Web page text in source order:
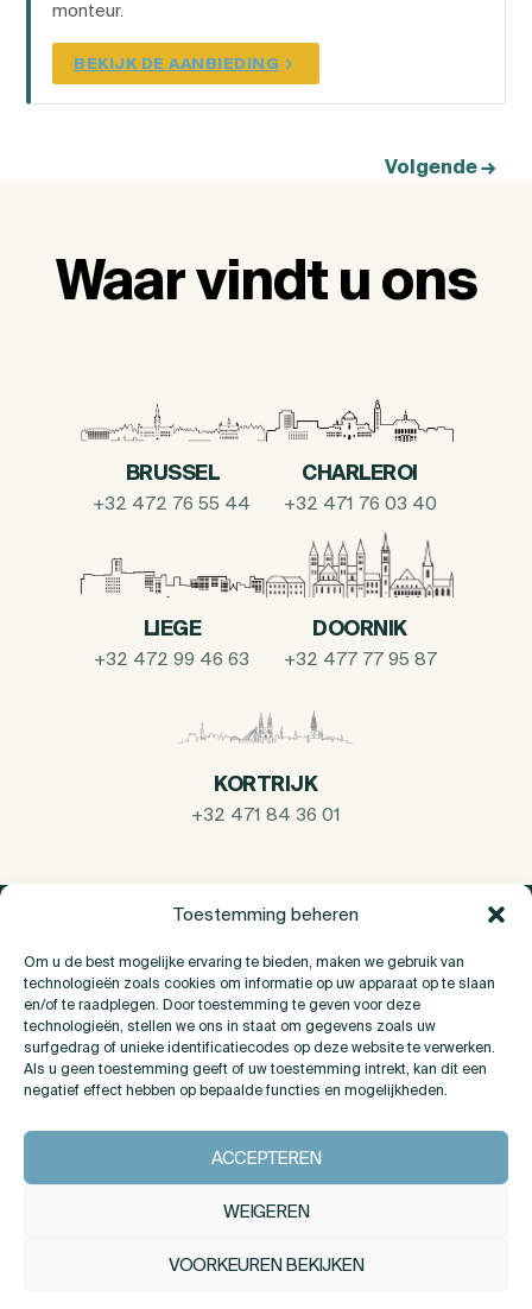
Toestemming beheren
Om u de best mogelijke ervaring te bieden, maken we gebruik van
technologieën zoals cookies om informatie op uw apparaat op te slaan
en/of te raadplegen. Door toestemming te geven voor deze
technologieën, stellen we ons in staat om gegevens zoals uw
surfgedrag of unieke identificatiecodes op deze website te verwerken.
Als u geen toestemming geeft of uw toestemming intrekt, kan dit een
negatief effect hebben op bepaalde functies en mogelijkheden.
ACCEPTEREN
WEIGEREN
VOORKEUREN BEKIJKEN
monteur.
BEKIJK DE AANBIEDING
Volgende→
Waar vindt u ons
BRUSSEL
+32 472 76 55 44
CHARLEROI
+32 471 76 03 40
LIEGE
+32 472 99 46 63
DOORNIK
+32 477 77 95 87
KORTRIJK
+32 471 84 36 01
Over Ons
Contact